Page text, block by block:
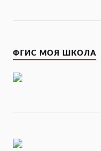
ФГИС МОЯ ШКОЛА